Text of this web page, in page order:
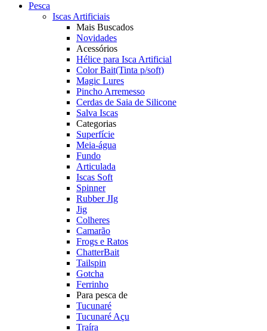
Pesca
Iscas Artificiais
Mais Buscados
Novidades
Acessórios
Hélice para Isca Artificial
Color Bait(Tinta p/soft)
Magic Lures
Pincho Arremesso
Cerdas de Saia de Silicone
Salva Iscas
Categorias
Superfície
Meia-água
Fundo
Articulada
Iscas Soft
Spinner
Rubber JIg
Jig
Colheres
Camarão
Frogs e Ratos
ChatterBait
Tailspin
Gotcha
Ferrinho
Para pesca de
Tucunaré
Tucunaré Açu
Traíra